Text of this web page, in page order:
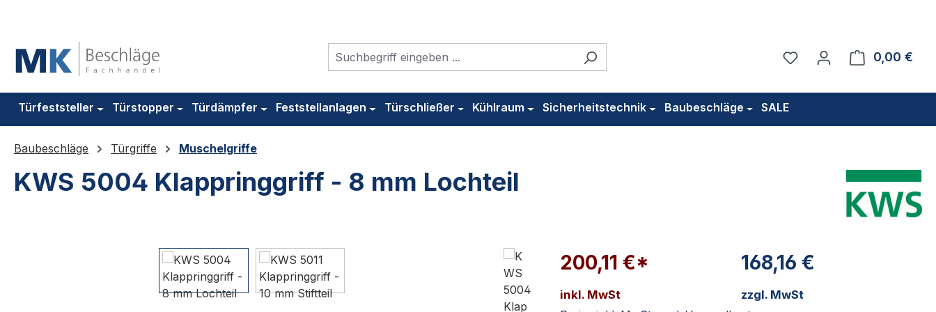
Du hast 0 Produkte auf
0,00 €
Türfeststeller Türstopper Türdämpfer Feststellanlagen Türschließer Kühlraum Sicherheitstechnik Baubeschläge SALE
Baubeschläge Türgriffe Muschelgriffe
KWS 5004 Klappringgriff - 8 mm Lochteil
200,11 €*
inkl. MwSt
168,16 €
zzgl. MwSt